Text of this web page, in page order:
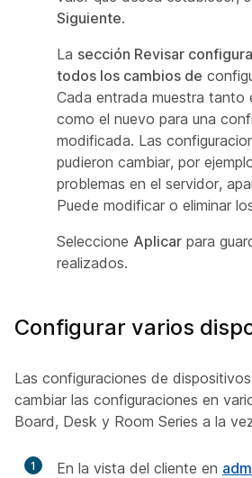
Siguiente.
La sección Revisar
todos los cambios de
Cada entrada muestra tanto
como el nuevo para una
modificada. Las
pudieron cambiar, por
problemas en el servidor,
Puede modificar o eliminar
Seleccione Aplicar para
realizados.
Configurar varios
Las configuraciones de
cambiar las configuraciones en
Board, Desk y Room Series a la
1 En la vista del cliente en